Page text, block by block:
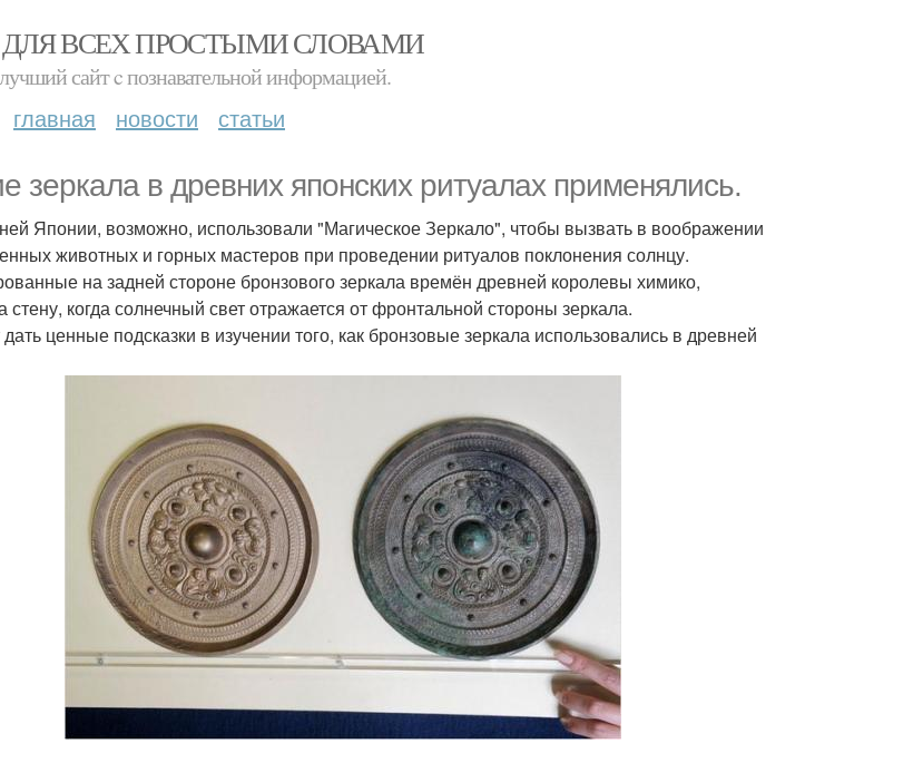
ВСЕХ ПРОСТЫМИ СЛОВАМИ
сайт c познавательной информацией.
главная новости статьи
зеркала в древних японских ритуалах применялись.
Японии, возможно, использовали "Магическое Зеркало", чтобы вызвать в воображении
животных и горных мастеров при проведении ритуалов поклонения солнцу.
на задней стороне бронзового зеркала времён древней королевы химико,
стену, когда солнечный свет отражается от фронтальной стороны зеркала.
ценные подсказки в изучении того, как бронзовые зеркала использовались в древней